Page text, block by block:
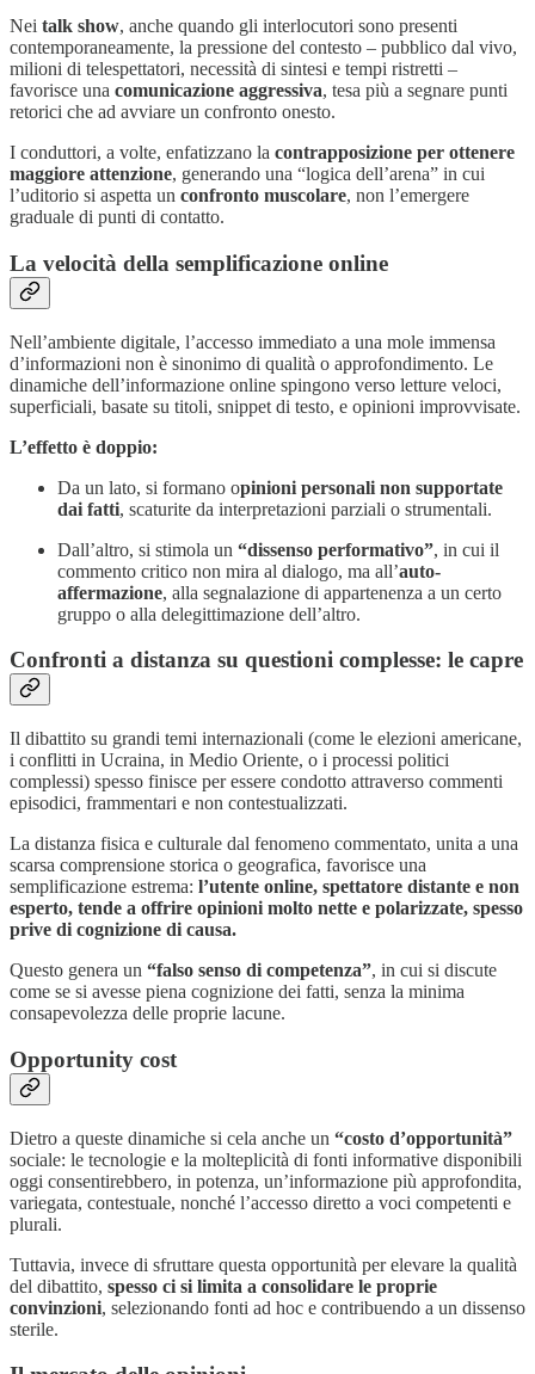
Nei talk show, anche quando gli interlocutori sono presenti
contemporaneamente, la pressione del contesto – pubblico dal vivo,
milioni di telespettatori, necessità di sintesi e tempi ristretti –
favorisce una comunicazione aggressiva, tesa più a segnare punti
retorici che ad avviare un confronto onesto.
I conduttori, a volte, enfatizzano la contrapposizione per ottenere
maggiore attenzione, generando una “logica dell’arena” in cui
l’uditorio si aspetta un confronto muscolare, non l’emergere
graduale di punti di contatto.
La velocità della semplificazione online
Nell’ambiente digitale, l’accesso immediato a una mole immensa
d’informazioni non è sinonimo di qualità o approfondimento. Le
dinamiche dell’informazione online spingono verso letture veloci,
superficiali, basate su titoli, snippet di testo, e opinioni improvvisate.
L’effetto è doppio:
Da un lato, si formano opinioni personali non supportate
dai fatti, scaturite da interpretazioni parziali o strumentali.
Dall’altro, si stimola un “dissenso performativo”, in cui il
commento critico non mira al dialogo, ma all’auto-
affermazione, alla segnalazione di appartenenza a un certo
gruppo o alla delegittimazione dell’altro.
Confronti a distanza su questioni complesse: le capre
Il dibattito su grandi temi internazionali (come le elezioni americane,
i conflitti in Ucraina, in Medio Oriente, o i processi politici
complessi) spesso finisce per essere condotto attraverso commenti
episodici, frammentari e non contestualizzati.
La distanza fisica e culturale dal fenomeno commentato, unita a una
scarsa comprensione storica o geografica, favorisce una
semplificazione estrema: l’utente online, spettatore distante e non
esperto, tende a offrire opinioni molto nette e polarizzate, spesso
prive di cognizione di causa.
Questo genera un “falso senso di competenza”, in cui si discute
come se si avesse piena cognizione dei fatti, senza la minima
consapevolezza delle proprie lacune.
Opportunity cost
Dietro a queste dinamiche si cela anche un “costo d’opportunità”
sociale: le tecnologie e la molteplicità di fonti informative disponibili
oggi consentirebbero, in potenza, un’informazione più approfondita,
variegata, contestuale, nonché l’accesso diretto a voci competenti e
plurali.
Tuttavia, invece di sfruttare questa opportunità per elevare la qualità
del dibattito, spesso ci si limita a consolidare le proprie
convinzioni, selezionando fonti ad hoc e contribuendo a un dissenso
sterile.